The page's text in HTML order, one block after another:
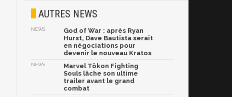
AUTRES NEWS
NEWS
God of War : après Ryan
Hurst, Dave Bautista serait
en négociations pour
devenir le nouveau Kratos
NEWS
Marvel Tōkon Fighting
Souls lâche son ultime
trailer avant le grand
combat